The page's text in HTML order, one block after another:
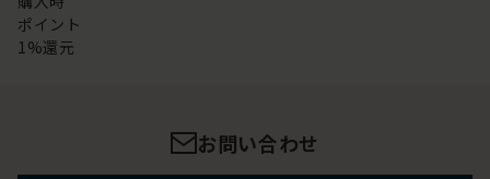
ポイント
1%還元
お問い合わせ